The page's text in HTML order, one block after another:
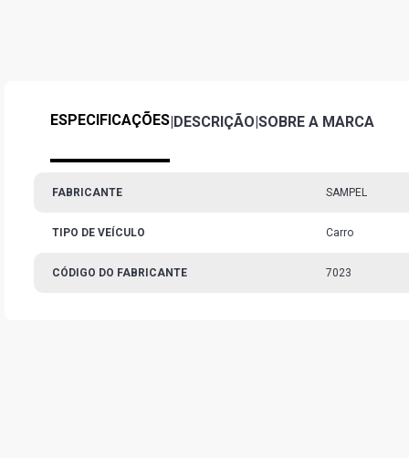
ESPECIFICAÇÕES|DESCRIÇÃO|SOBRE A MARCA
FABRICANTE SAMPEL
TIPO DE VEÍCULO Carro
CÓDIGO DO FABRICANTE 7023